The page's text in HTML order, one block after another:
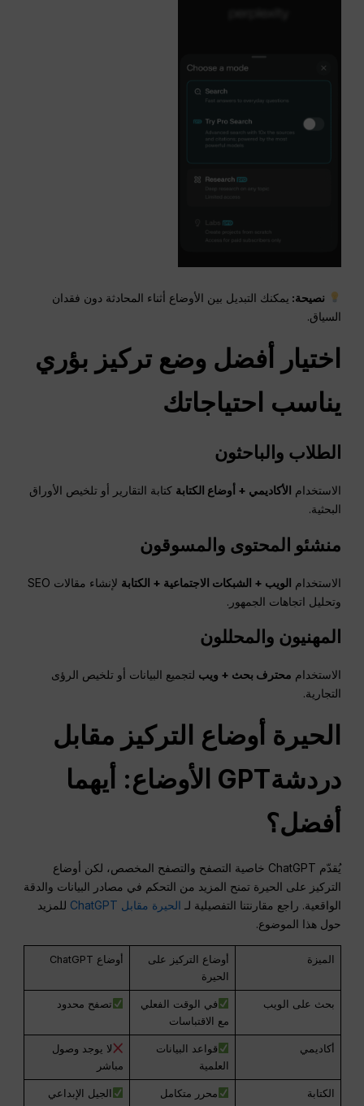
نصيحة: يمكنك التبديل بين الأوضاع أثناء المحادثة دون فقدان
السياق.
اختيار أفضل وضع تركيز بؤري
يناسب احتياجاتك
الطلاب والباحثون
الاستخدام الأكاديمي + أوضاع الكتابة كتابة التقارير أو تلخيص الأوراق
البحثية.
منشئو المحتوى والمسوقون
الاستخدام الويب + الشبكات الاجتماعية + الكتابة
لإنشاء مقالات SEO
وتحليل اتجاهات الجمهور.
المهنيون والمحللون
الاستخدام محترف بحث + ويب لتجميع البيانات أو تلخيص الرؤى
التجارية.
الحيرة أوضاع التركيز مقابل
دردشةGPT
الأوضاع: أيهما
أفضل؟
يُقدّم ChatGPT خاصية التصفح والتصفح المخصص، لكن أوضاع
التركيز على الحيرة تمنح المزيد من التحكم في مصادر البيانات والدقة
الواقعية. راجع مقارنتنا التفصيلية لـ الحيرة مقابل ChatGPT
للمزيد
حول هذا الموضوع.
الميزة
أوضاع التركيز على
الحيرة
أوضاع ChatGPT
بحث على الويب
في الوقت الفعلي
مع الاقتباسات
تصفح محدود
أكاديمي
قواعد البيانات
العلمية
لا يوجد وصول
مباشر
الكتابة محرر متكامل الجيل الإبداعي